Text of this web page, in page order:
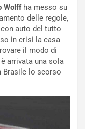
Wolff ha messo su
delle regole,
auto del tutto
in crisi la casa
il modo di
arrivata una sola
Brasile lo scorso